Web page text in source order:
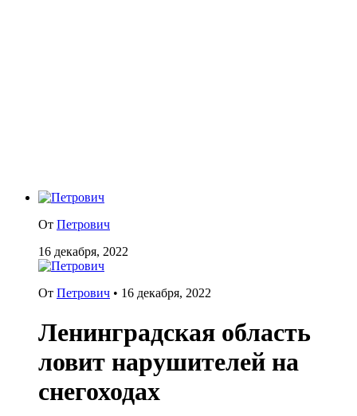
От Петрович
16 декабря, 2022
От Петрович • 16 декабря, 2022
Ленинградская область
ловит нарушителей на
снегоходах